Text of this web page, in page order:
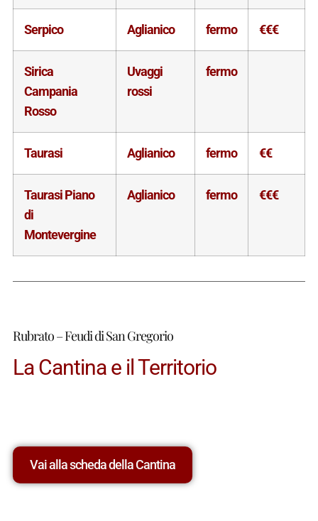
Serpico Aglianico fermo €€€
Sirica
Campania
Rosso
Uvaggi
rossi
fermo
Taurasi Aglianico fermo €€
Taurasi Piano
di
Montevergine
Aglianico fermo €€€
Rubrato – Feudi di San Gregorio
La Cantina e il Territorio
Vai alla scheda della Cantina